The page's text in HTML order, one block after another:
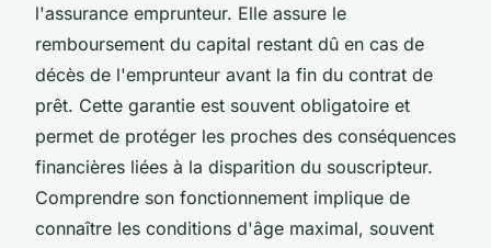
l'assurance emprunteur. Elle assure le
remboursement du capital restant dû en cas de
décès de l'emprunteur avant la fin du contrat de
prêt. Cette garantie est souvent obligatoire et
permet de protéger les proches des conséquences
financières liées à la disparition du souscripteur.
Comprendre son fonctionnement implique de
connaître les conditions d'âge maximal, souvent